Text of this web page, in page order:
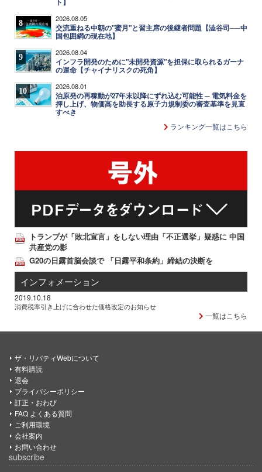
8 2026.08.05
交流重ねる中朝の"蜜月"と習主席の後継者問題【澁谷司──中
国包囲網の現在地】
9 2026.08.04
インフラ開発のために"未開発資源"を担保に取られるガーナ
の運命【チャイナリスクの死角】
10 2026.08.01
泊原発の再稼動が27年末以降にずれ込む可能性 ─ 電気料金を
押し上げ、物価高を助長する原子力規制委の審査基準を見直
すべき
ランキング一覧はこちら
トランプが「敗北宣言」をしない理由「不正選挙」疑惑に 中国
共産党の影
G20の日露首脳会談で 「日露平和条約」締結の決断を
インフォメーション
2019.10.18
消費税率引き上げに合わせた価格改定のお知らせ
一覧はこちら
ザ・リバティWebについて
有料購読
退会
プライバシーポリシー
訂正・おわび
FAQ よくある質問
ご利用環境
会社案内
お問い合わせ
subscribe